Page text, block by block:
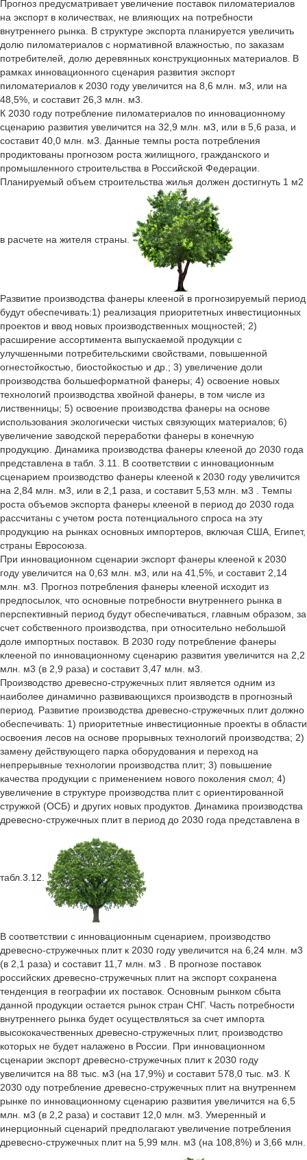
Прогноз предусматривает увеличение поставок пиломатериалов
на экспорт в количествах, не влияющих на потребности
внутреннего рынка. В структуре экспорта планируется увеличить
долю пиломатериалов с нормативной влажностью, по заказам
потребителей, долю деревянных конструкционных материалов. В
рамках инновационного сценария развития экспорт
пиломатериалов к 2030 году увеличится на 8,6 млн. м3, или на
48,5%, и составит 26,3 млн. м3.
К 2030 году потребление пиломатериалов по инновационному
сценарию развития увеличится на 32,9 млн. м3, или в 5,6 раза, и
составит 40,0 млн. м3. Данные темпы роста потребления
продиктованы прогнозом роста жилищного, гражданского и
промышленного строительства в Российской Федерации.
Планируемый объем строительства жилья должен достигнуть 1 м2
в расчете на жителя страны.
Развитие производства фанеры клееной в прогнозируемый период
будут обеспечивать:1) реализация приоритетных инвестиционных
проектов и ввод новых производственных мощностей; 2)
расширение ассортимента выпускаемой продукции с
улучшенными потребительскими свойствами, повышенной
огнестойкостью, биостойкостью и др.; 3) увеличение доли
производства большеформатной фанеры; 4) освоение новых
технологий производства хвойной фанеры, в том числе из
лиственницы; 5) освоение производства фанеры на основе
использования экологически чистых связующих материалов; 6)
увеличение заводской переработки фанеры в конечную
продукцию. Динамика производства фанеры клееной до 2030 года
представлена в табл. 3.11. В соответствии с инновационным
сценарием производство фанеры клееной к 2030 году увеличится
на 2,84 млн. м3, или в 2,1 раза, и составит 5,53 млн. м3 . Темпы
роста объемов экспорта фанеры клееной в период до 2030 года
рассчитаны с учетом роста потенциального спроса на эту
продукцию на рынках основных импортеров, включая США, Египет,
страны Евросоюза.
При инновационном сценарии экспорт фанеры клееной к 2030
году увеличится на 0,63 млн. м3, или на 41,5%, и составит 2,14
млн. м3. Прогноз потребления фанеры клееной исходит из
предпосылок, что основные потребности внутреннего рынка в
перспективный период будут обеспечиваться, главным образом, за
счет собственного производства, при относительно небольшой
доле импортных поставок. В 2030 году потребление фанеры
клееной по инновационному сценарию развития увеличится на 2,2
млн. м3 (в 2,9 раза) и составит 3,47 млн. м3.
Производство древесно-стружечных плит является одним из
наиболее динамично развивающихся производств в прогнозный
период. Развитие производства древесно-стружечных плит должно
обеспечивать: 1) приоритетные инвестиционные проекты в области
освоения лесов на основе прорывных технологий производства; 2)
замену действующего парка оборудования и переход на
непрерывные технологии производства плит; 3) повышение
качества продукции с применением нового поколения смол; 4)
увеличение в структуре производства плит с ориентированной
стружкой (ОСБ) и других новых продуктов. Динамика производства
древесно-стружечных плит в период до 2030 года представлена в
табл.3.12.
В соответствии с инновационным сценарием, производство
древесно-стружечных плит к 2030 году увеличится на 6,24 млн. м3
(в 2,1 раза) и составит 11,7 млн. м3 . В прогнозе поставок
российских древесно-стружечных плит на экспорт сохранена
тенденция в географии их поставок. Основным рынком сбыта
данной продукции остается рынок стран СНГ. Часть потребности
внутреннего рынка будет осуществляться за счет импорта
высококачественных древесно-стружечных плит, производство
которых не будет налажено в России. При инновационном
сценарии экспорт древесно-стружечных плит к 2030 году
увеличится на 88 тыс. м3 (на 17,9%) и составит 578,0 тыс. м3. К
2030 оду потребление древесно-стружечных плит на внутреннем
рынке по инновационному сценарию развития увеличится на 6,5
млн. м3 (в 2,2 раза) и составит 12,0 млн. м3. Умеренный и
инерционный сценарий предполагают увеличение потребления
древесно-стружечных плит на 5,99 млн. м3 (на 108,8%) и 3,66 млн.